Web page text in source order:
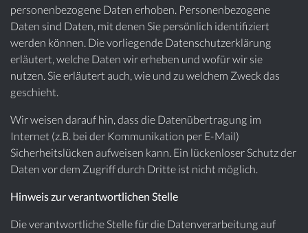
personenbezogene Daten erhoben. Personenbezogene
Daten sind Daten, mit denen Sie persönlich identifiziert
werden können. Die vorliegende Datenschutzerklärung
erläutert, welche Daten wir erheben und wofür wir sie
nutzen. Sie erläutert auch, wie und zu welchem Zweck das
geschieht.
Wir weisen darauf hin, dass die Datenübertragung im
Internet (z.B. bei der Kommunikation per E-Mail)
Sicherheitslücken aufweisen kann. Ein lückenloser Schutz der
Daten vor dem Zugriff durch Dritte ist nicht möglich.
Hinweis zur verantwortlichen Stelle
Die verantwortliche Stelle für die Datenverarbeitung auf